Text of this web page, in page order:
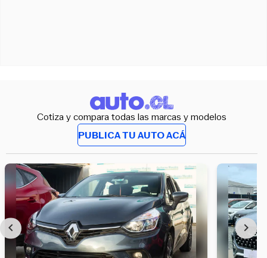
Cotiza y compara todas las marcas y modelos
PUBLICA TU AUTO ACÁ